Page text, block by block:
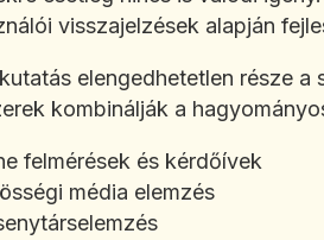
visszajelzések alapján
elengedhetetlen része
kombinálják a
felmérések és kérdőívek
média elemzés